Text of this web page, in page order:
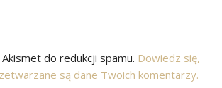
do redukcji spamu. Dowiedz się,
są dane Twoich komentarzy.